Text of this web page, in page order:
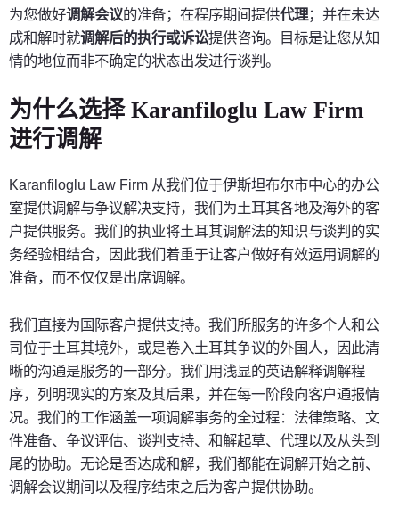
为您做好调解会议的准备；在程序期间提供代理；并在未达
成和解时就调解后的执行或诉讼提供咨询。目标是让您从知
情的地位而非不确定的状态出发进行谈判。
为什么选择 Karanfiloglu Law Firm
进行调解
Karanfiloglu Law Firm 从我们位于伊斯坦布尔市中心的办公
室提供调解与争议解决支持，我们为土耳其各地及海外的客
户提供服务。我们的执业将土耳其调解法的知识与谈判的实
务经验相结合，因此我们着重于让客户做好有效运用调解的
准备，而不仅仅是出席调解。
我们直接为国际客户提供支持。我们所服务的许多个人和公
司位于土耳其境外，或是卷入土耳其争议的外国人，因此清
晰的沟通是服务的一部分。我们用浅显的英语解释调解程
序，列明现实的方案及其后果，并在每一阶段向客户通报情
况。我们的工作涵盖一项调解事务的全过程：法律策略、文
件准备、争议评估、谈判支持、和解起草、代理以及从头到
尾的协助。无论是否达成和解，我们都能在调解开始之前、
调解会议期间以及程序结束之后为客户提供协助。